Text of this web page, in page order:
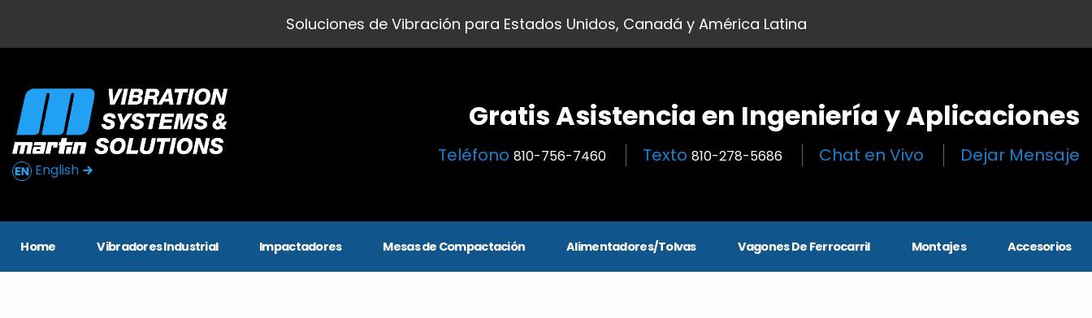
Soluciones de Vibración para Estados Unidos, Canadá y América Latina
English
Gratis Asistencia en Ingeniería y Aplicaciones
Teléfono 810-756-7460 Texto 810-278-5686 Chat en Vivo Dejar Mensaje
Home Vibradores Industrial Impactadores Mesas de Compactación Alimentadores/Tolvas Vagones De Ferrocarril Montajes Accesorios